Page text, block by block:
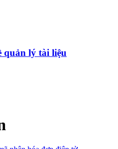
quản lý tài liệu